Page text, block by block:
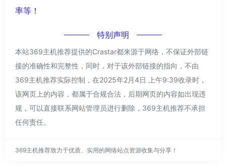
率等！
特别声明
本站369主机推荐提供的Crastar都来源于网络，不保证外部链
接的准确性和完整性，同时，对于该外部链接的指向，不由
369主机推荐实际控制，在2025年2月4日 上午9:39收录时，
该网页上的内容，都属于合规合法，后期网页的内容如出现违
规，可以直接联系网站管理员进行删除，369主机推荐不承担
任何责任。
369主机推荐致力于优质、实用的网络站点资源收集与分享！